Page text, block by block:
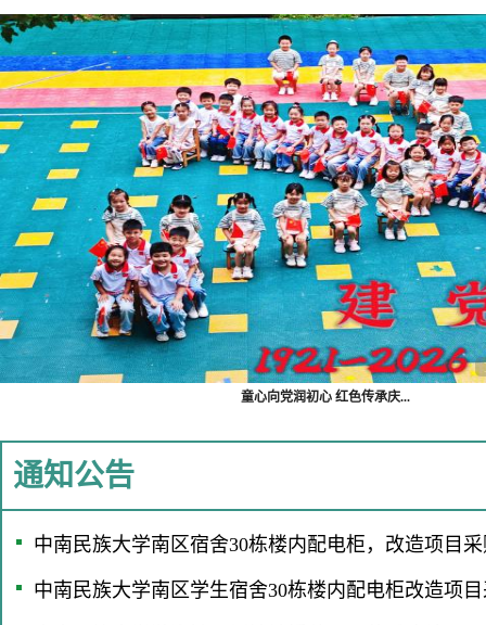
童心向党润初心 红色传承庆...
通知公告
中南民族大学南区宿舍30栋楼内配电柜，改造项目
中南民族大学南区学生宿舍30栋楼内配电柜改造项